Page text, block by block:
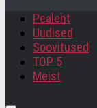
Pealeht
Uudised
Soovitused
TOP 5
Meist